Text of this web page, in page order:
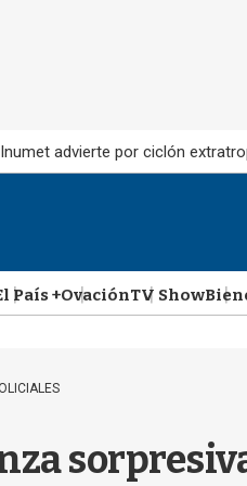
Inumet advierte por ciclón
País +OvaciónTV Show